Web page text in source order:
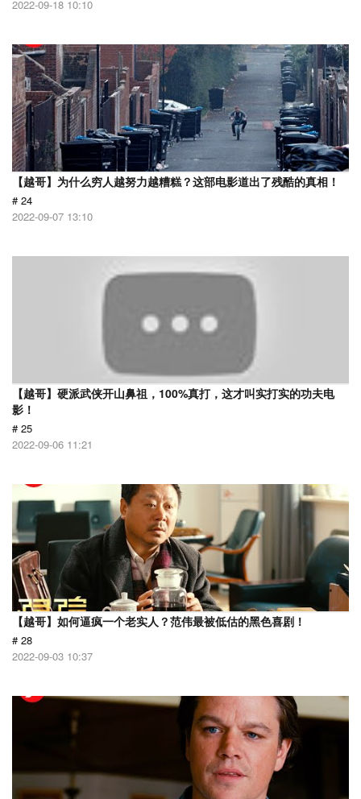
2022-09-18 10:10
【越哥】为什么穷人越努力越糟糕？这部电影道出了残酷的真相！
# 24
2022-09-07 13:10
【越哥】硬派武侠开山鼻祖，100%真打，这才叫实打实的功夫电
影！
# 25
2022-09-06 11:21
【越哥】如何逼疯一个老实人？范伟最被低估的黑色喜剧！
# 28
2022-09-03 10:37